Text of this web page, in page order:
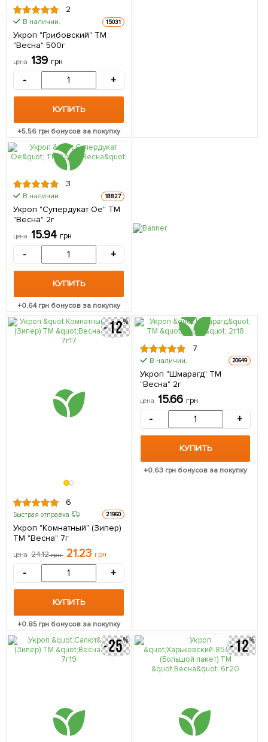
2
В наличии. 15031
Укроп "Грибовский" ТМ
"Весна" 500г
цена 139 грн
- +
КУПИТЬ
+5.56 грн бонусов за покупку
3
В наличии. 18827
Укроп "Супердукат Ое" ТМ
"Весна" 2г
цена 15.94 грн
- +
КУПИТЬ
+0.64грн бонусов за покупку
6
Быстрая отправка 21960
Укроп "Комнатный" (Зипер)
ТМ "Весна" 7г
цена 24.12грн 21.23 грн
- +
КУПИТЬ
+0.85грн бонусов за покупку
7
В наличии. 20649
Укроп "Шмарагд" ТМ
"Весна" 2г
цена 15.66 грн
- +
КУПИТЬ
+0.63 грн бонусов за покупку